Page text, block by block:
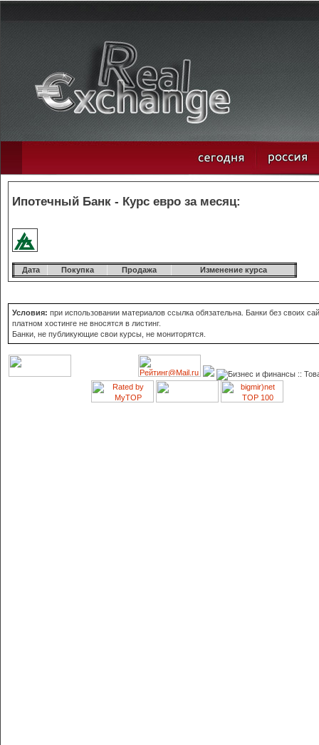
Ипотечный Банк - Курс евро за месяц:
Дата Покупка Продажа Изменение курса
Условия: при использовании материалов ссылка обязательна. Банки без своих
платном хостинге не вносятся в листинг.
Банки, не публикующие свои курсы, не мониторятся.